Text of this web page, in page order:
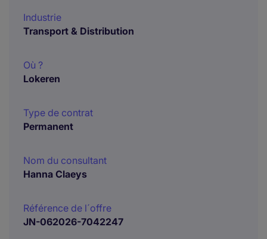
Industrie
Transport & Distribution
Où ?
Lokeren
Type de contrat
Permanent
Nom du consultant
Hanna Claeys
Référence de l´offre
JN-062026-7042247